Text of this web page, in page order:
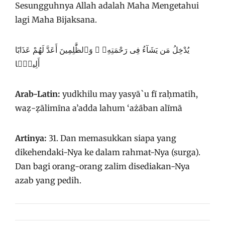
Sesungguhnya Allah adalah Maha Mengetahui
lagi Maha Bijaksana.
يُدْخِلُ مَن يَشَآءُ فِى رَحْمَتِهِۦ ۚ وَٱلظَّٰلِمِينَ أَعَدَّ لَهُمْ عَذَابًا
أَلِيمًۢا
Arab-Latin: yudkhilu may yasyā`u fī raḥmatih,
waẓ-ẓālimīna a’adda lahum ‘ażāban alīmā
Artinya: 31. Dan memasukkan siapa yang
dikehendaki-Nya ke dalam rahmat-Nya (surga).
Dan bagi orang-orang zalim disediakan-Nya
azab yang pedih.